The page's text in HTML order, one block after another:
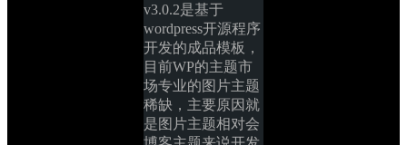
v3.0.2是基于
wordpress开源程序
开发的成品模板，
目前WP的主题市
场专业的图片主题
稀缺，主要原因就
是图片主题相对会